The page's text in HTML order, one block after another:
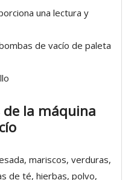
una lectura y
de vacío de paleta
de la máquina
mariscos, verduras,
de té, hierbas, polvo,